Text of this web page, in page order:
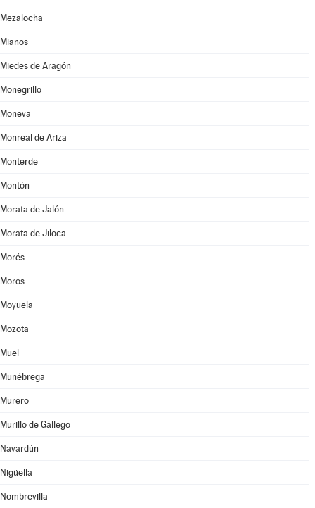
Mezalocha
Mianos
Miedes de Aragón
Monegrillo
Moneva
Monreal de Ariza
Monterde
Montón
Morata de Jalón
Morata de Jiloca
Morés
Moros
Moyuela
Mozota
Muel
Munébrega
Murero
Murillo de Gállego
Navardún
Nigüella
Nombrevilla